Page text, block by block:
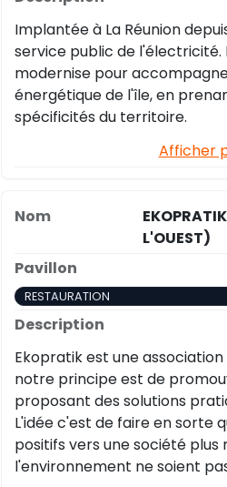
Implantée à La Réunion
service public de l'électricité.
modernise pour
énergétique de l'île, en
spécificités du territoire.
Afficher
L'OUEST)
RESTAURATION
Ekopratik est une
notre principe est de
proposant des solutions
L'idée c'est de faire en sorte
positifs vers une société plus
l'environnement ne soient